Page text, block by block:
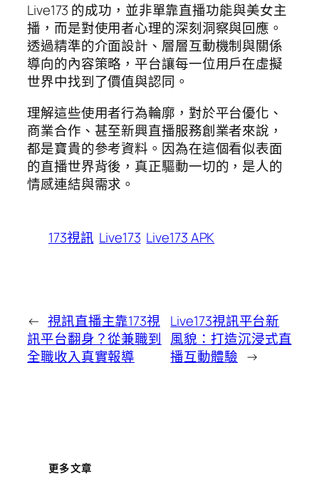
Live173 的成功，並非單靠直播功能與美女主
播，而是對使用者心理的深刻洞察與回應。
透過精準的介面設計、層層互動機制與關係
導向的內容策略，平台讓每一位用戶在虛擬
世界中找到了價值與認同。
理解這些使用者行為輪廓，對於平台優化、
商業合作、甚至新興直播服務創業者來說，
都是寶貴的參考資料。因為在這個看似表面
的直播世界背後，真正驅動一切的，是人的
情感連結與需求。
173視訊 Live173 Live173 APK
← 視訊直播主靠173視
訊平台翻身？從兼職到
全職收入真實報導
Live173視訊平台新
風貌：打造沉浸式直
播互動體驗 →
更多文章